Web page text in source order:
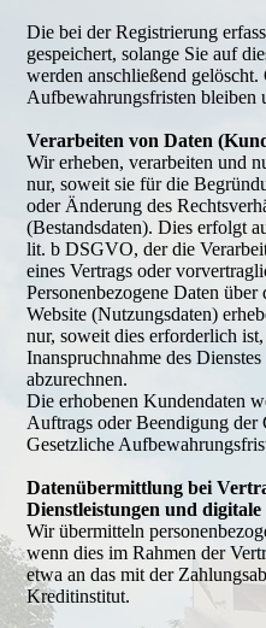
Die bei der Registrierung
gespeichert, solange Sie auf
werden anschließend gelöscht.
Aufbewahrungsfristen bleiben
Verarbeiten von Daten
Wir erheben, verarbeiten und
nur, soweit sie für die
oder Änderung des
(Bestandsdaten). Dies erfolgt
lit. b DSGVO, der die
eines Vertrags oder
Personenbezogene Daten
Website (Nutzungsdaten)
nur, soweit dies erforderlich
Inanspruchnahme des
abzurechnen.
Die erhobenen Kundendaten
Auftrags oder Beendigung der
Gesetzliche
Datenübermittlung bei
Dienstleistungen und
Wir übermitteln
wenn dies im Rahmen der
etwa an das mit der
Kreditinstitut.